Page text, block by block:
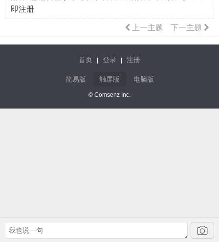
即注册
下一主题
上一主题
首页 登录 注册
简易版 触屏版 电脑版
© Comsenz Inc.